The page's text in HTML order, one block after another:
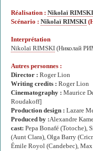
Réalisation : Nikolaï RIMSKI
Scénario : Nikolaï RIMSKI
Interprétation
Nikolaï RIMSKI (Николай
Autres personnes :
Director : Roger Lion
Writing credits : Roger Lion
Cinematography : Maurice
Roudakoff]
Production design : Lazare
Produced by :Alexandre
cast: Pepa Bonafé (Totoche),
(Aunt Clara), Olga Barry
Émile Royol (Candebec),